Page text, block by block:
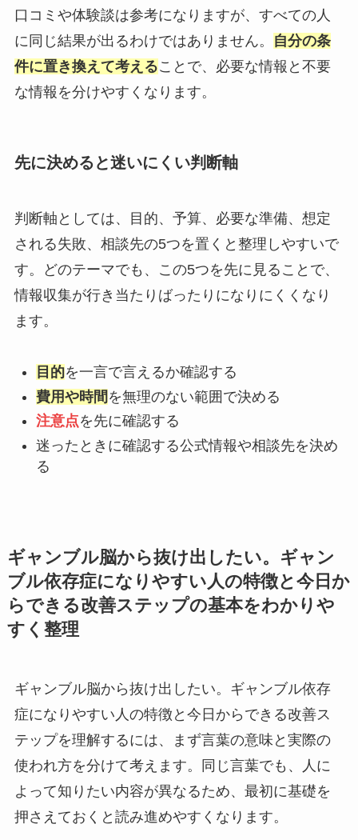
口コミや体験談は参考になりますが、すべての人
に同じ結果が出るわけではありません。
自分の条
件に置き換えて考えることで、必要な情報と不要
な情報を分けやすくなります。
先に決めると迷いにくい判断軸
判断軸としては、目的、予算、必要な準備、想定
される失敗、相談先の5つを置くと整理しやすいで
す。どのテーマでも、この5つを先に見ることで、
情報収集が行き当たりばったりになりにくくなり
ます。
目的を一言で言えるか確認する
費用や時間 を無理のない範囲で決める
注意点を先に確認する
迷ったときに確認する公式情報や相談先を決め
る
ギャンブル脳から抜け出したい。ギャン
ブル依存症になりやすい人の特徴と今日か
らできる改善ステップの基本をわかりや
すく整理
ギャンブル脳から抜け出したい。ギャンブル依存
症になりやすい人の特徴と今日からできる改善ス
テップを理解するには、まず言葉の意味と実際の
使われ方を分けて考えます。同じ言葉でも、人に
よって知りたい内容が異なるため、最初に基礎を
押さえておくと読み進めやすくなります。